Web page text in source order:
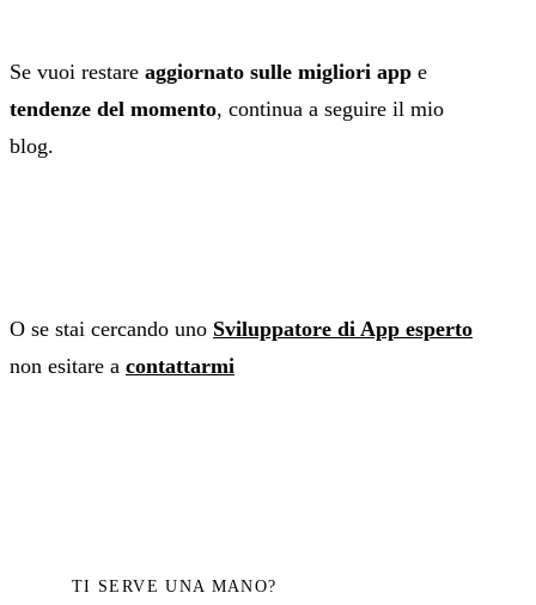
Se vuoi restare aggiornato sulle migliori app e
tendenze del momento, continua a seguire il mio
blog.
O se stai cercando uno Sviluppatore di App esperto
non esitare a contattarmi
TI SERVE UNA MANO?